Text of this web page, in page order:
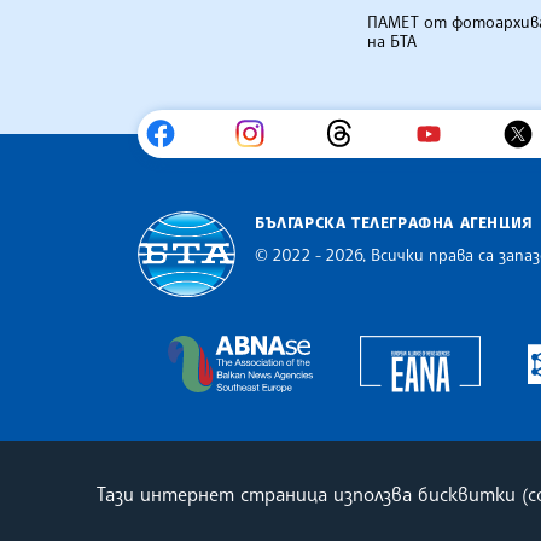
ПАМЕТ от
на БТА
БЪЛГАРСКА ТЕЛЕГРАФНА АГЕНЦИЯ
© 2022 - 2026, Всички права са
The Assocoation of the
Тази интернет страница използва бисквитки